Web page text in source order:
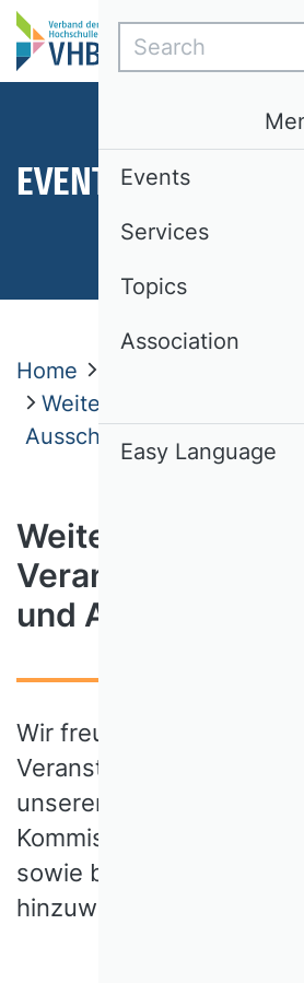
EVENTS
Home
Weitere Veranstaltungen
Ausschreibungen
Weitere
und
Wir freuen uns, an dieser
Veranstaltungen und
unserer
Kommissionen und
sowie befreundeter
hinzuweisen.
Search
Events
Services
Topics
Association
Easy Language